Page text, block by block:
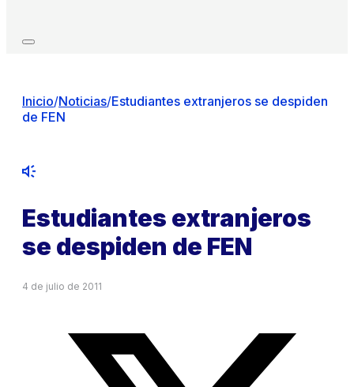
Inicio/Noticias/Estudiantes extranjeros se despiden
de FEN
Estudiantes extranjeros
se despiden de FEN
4 de julio de 2011